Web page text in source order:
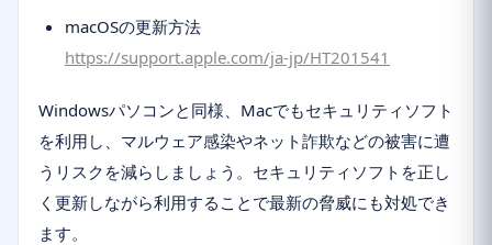
macOSの更新方法
https://support.apple.com/ja-jp/HT201541
Windowsパソコンと同様、Macでもセキュリティソフト
を利用し、マルウェア感染やネット詐欺などの被害に遭
うリスクを減らしましょう。セキュリティソフトを正し
く更新しながら利用することで最新の脅威にも対処でき
ます。